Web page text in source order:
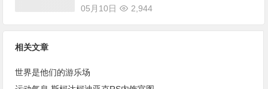
05月10日 2,944
相关文章
世界是他们的游乐场